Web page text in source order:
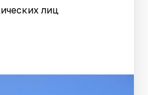
лиц